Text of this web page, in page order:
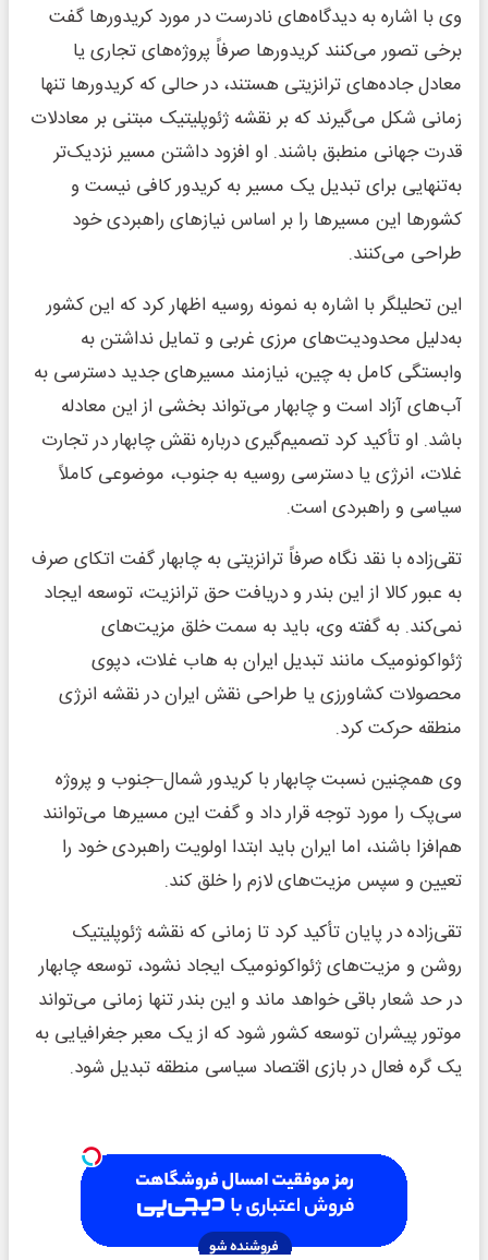
وی با اشاره به دیدگاه‌های نادرست در مورد کریدورها گفت
برخی تصور می‌کنند کریدورها صرفاً پروژه‌های تجاری یا
معادل جاده‌های ترانزیتی هستند، در حالی که کریدورها تنها
زمانی شکل می‌گیرند که بر نقشه ژئوپلیتیک مبتنی بر معادلات
قدرت جهانی منطبق باشند. او افزود داشتن مسیر نزدیک‌تر
به‌تنهایی برای تبدیل یک مسیر به کریدور کافی نیست و
کشورها این مسیرها را بر اساس نیازهای راهبردی خود
طراحی می‌کنند.
این تحلیلگر با اشاره به نمونه روسیه اظهار کرد که این کشور
به‌دلیل محدودیت‌های مرزی غربی و تمایل نداشتن به
وابستگی کامل به چین، نیازمند مسیرهای جدید دسترسی به
آب‌های آزاد است و چابهار می‌تواند بخشی از این معادله
باشد. او تأکید کرد تصمیم‌گیری درباره نقش چابهار در تجارت
غلات، انرژی یا دسترسی روسیه به جنوب، موضوعی کاملاً
سیاسی و راهبردی است.
تقی‌زاده با نقد نگاه صرفاً ترانزیتی به چابهار گفت اتکای صرف
به عبور کالا از این بندر و دریافت حق ترانزیت، توسعه ایجاد
نمی‌کند. به گفته وی، باید به سمت خلق مزیت‌های
ژئواکونومیک مانند تبدیل ایران به هاب غلات، دپوی
محصولات کشاورزی یا طراحی نقش ایران در نقشه انرژی
منطقه حرکت کرد.
وی همچنین نسبت چابهار با کریدور شمال–جنوب و پروژه
سی‌پک را مورد توجه قرار داد و گفت این مسیرها می‌توانند
هم‌افزا باشند، اما ایران باید ابتدا اولویت راهبردی خود را
تعیین و سپس مزیت‌های لازم را خلق کند.
تقی‌زاده در پایان تأکید کرد تا زمانی که نقشه ژئوپلیتیک
روشن و مزیت‌های ژئواکونومیک ایجاد نشود، توسعه چابهار
در حد شعار باقی خواهد ماند و این بندر تنها زمانی می‌تواند
موتور پیشران توسعه کشور شود که از یک معبر جغرافیایی به
یک گره فعال در بازی اقتصاد سیاسی منطقه تبدیل شود.